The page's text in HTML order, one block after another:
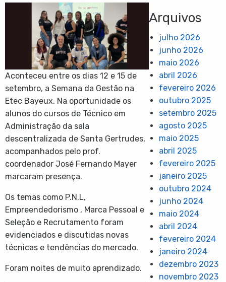
Aconteceu entre os dias 12 e 15 de
setembro, a Semana da Gestão na
Etec Bayeux. Na oportunidade os
alunos do cursos de Técnico em
Administração da sala
descentralizada de Santa Gertrudes,
acompanhados pelo prof.
coordenador José Fernando Mayer
marcaram presença.
Os temas como P.N.L,
Empreendedorismo , Marca Pessoal e
Seleção e Recrutamento foram
evidenciados e discutidas novas
técnicas e tendências do mercado.
Foram noites de muito aprendizado.
Arquivos
julho 2026
junho 2026
maio 2026
abril 2026
fevereiro 2026
outubro 2025
setembro 2025
agosto 2025
maio 2025
abril 2025
fevereiro 2025
janeiro 2025
outubro 2024
junho 2024
maio 2024
abril 2024
fevereiro 2024
janeiro 2024
dezembro 2023
novembro 2023